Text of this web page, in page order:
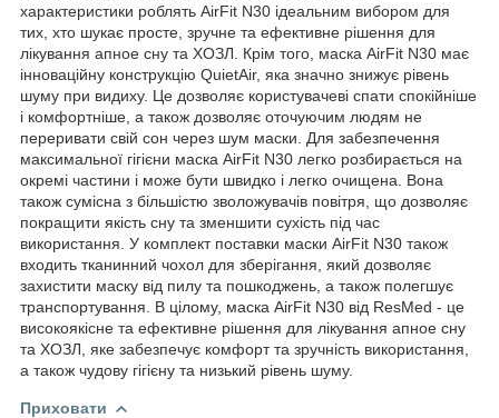
характеристики роблять AirFit N30 ідеальним вибором для
тих, хто шукає просте, зручне та ефективне рішення для
лікування апное сну та ХОЗЛ. Крім того, маска AirFit N30 має
інноваційну конструкцію QuietAir, яка значно знижує рівень
шуму при видиху. Це дозволяє користувачеві спати спокійніше
і комфортніше, а також дозволяє оточуючим людям не
переривати свій сон через шум маски. Для забезпечення
максимальної гігієни маска AirFit N30 легко розбирається на
окремі частини і може бути швидко і легко очищена. Вона
також сумісна з більшістю зволожувачів повітря, що дозволяє
покращити якість сну та зменшити сухість під час
використання. У комплект поставки маски AirFit N30 також
входить тканинний чохол для зберігання, який дозволяє
захистити маску від пилу та пошкоджень, а також полегшує
транспортування. В цілому, маска AirFit N30 від ResMed - це
високоякісне та ефективне рішення для лікування апное сну
та ХОЗЛ, яке забезпечує комфорт та зручність використання,
а також чудову гігієну та низький рівень шуму.
Приховати